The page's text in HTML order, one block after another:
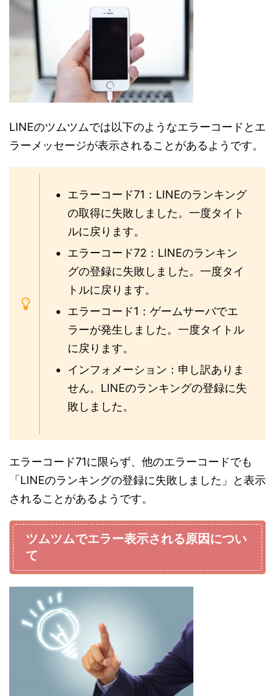
LINEのツムツムでは以下のようなエラーコードとエ
ラーメッセージが表示されることがあるようです。
エラーコード71：LINEのランキング
の取得に失敗しました。一度タイト
ルに戻ります。
エラーコード72：LINEのランキン
グの登録に失敗しました。一度タイ
トルに戻ります。
エラーコード1：ゲームサーバでエ
ラーが発生しました。一度タイトル
に戻ります。
インフォメーション：申し訳ありま
せん。LINEのランキングの登録に失
敗しました。
エラーコード71に限らず、他のエラーコードでも
「LINEのランキングの登録に失敗しました」と表示
されることがあるようです。
ツムツムでエラー表示される原因につい
て